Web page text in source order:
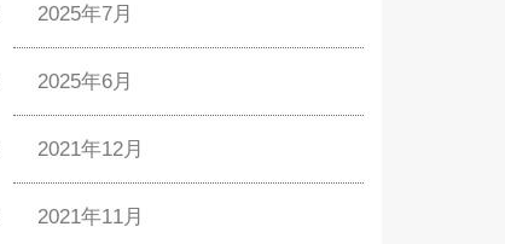
2025年7月
2025年6月
2021年12月
2021年11月